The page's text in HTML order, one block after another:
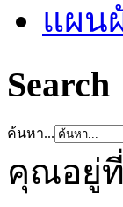
แผน
Search
ค้นหา...
คุณอยู่